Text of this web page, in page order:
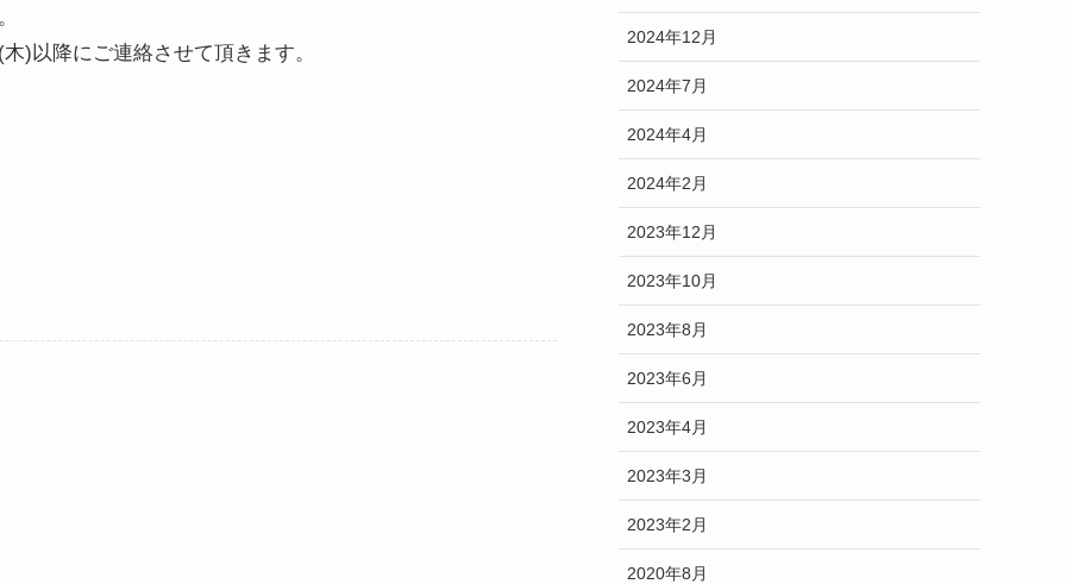
)以降にご連絡させて頂きます。
2024年12月
2024年7月
2024年4月
2024年2月
2023年12月
2023年10月
2023年8月
2023年6月
2023年4月
2023年3月
2023年2月
2020年8月